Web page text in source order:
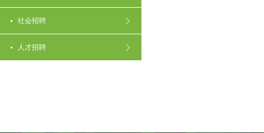
社会招聘
人才招聘